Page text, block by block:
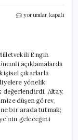
Engin
‘Önceliğimiz
Kişisel
Hesaplar
Değil,
Türkiye’nin
Geleceği’
için
yorumlar kapalı
Engin
açıklamalarda
çıkarlarla
yönelik
değerlendirdi. Altay,
düşen görev,
bir arada tutmak;
geleceğini